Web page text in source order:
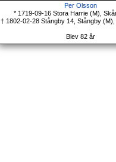
Per Olsson
* 1719-09-16 Stora Harrie (M),
† 1802-02-28 Stångby 14, Stångby
Blev 82 år